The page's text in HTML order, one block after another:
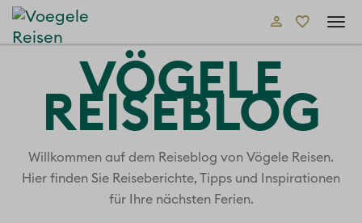
VÖGELE
REISEBLOG
Willkommen auf dem Reiseblog von Vögele Reisen.
Hier finden Sie Reiseberichte, Tipps und Inspirationen
für Ihre nächsten Ferien.